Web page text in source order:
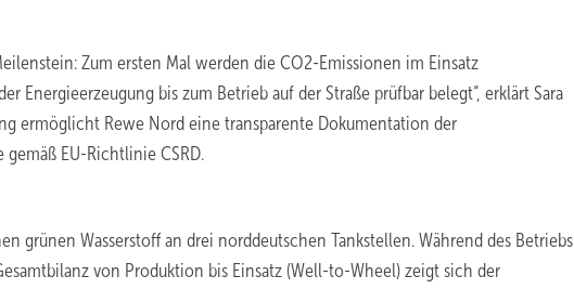
Zum ersten Mal werden die CO2-Emissionen im Einsatz
Energieerzeugung bis zum Betrieb auf der Straße prüfbar belegt“, erklärt Sara
ermöglicht Rewe Nord eine transparente Dokumentation der
EU-Richtlinie CSRD.
grünen Wasserstoff an drei norddeutschen Tankstellen. Während des Betriebs
von Produktion bis Einsatz (Well-to-Wheel) zeigt sich der